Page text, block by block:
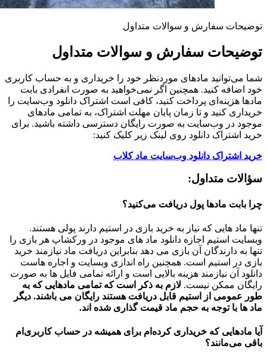
توضیحات سفارش و سوالات متداول
توضیحات سفارش و سوالات متداول
شما می‌توانید مادهای موردنظر خود را خریداری و به حساب کاربری
خود اضافه کنید. همچنین اگر نمی‌خواهید به صورت انفرادی بابت
مادها هزینه‌ای پرداخت کنید، کافی است اشتراک دانلود وب‌سایت را
خریداری کنید و تا زمان پایان مهلت اشتراک، به تمامی مادهای
موجود در وب‌سایت به صورت رایگان دسترسی داشته باشید. برای
خرید اشتراک دانلود روی لینک زیر کلیک کنید:
خرید اشتراک دانلود وب‌سایت ماد کلاب
سؤالات متداول:
چرا بابت مادها پول دریافت می‌کنید؟
تنها ماد هایی که نیاز به خرید بازی در استیم دارند پولی هستند.
وبسایت استیم اجازه دانلود ماد های موجود در ورکشاپ هر بازی را
تنها به دارندگان آن بازی می دهد بنابراین دریافت ماد نیازمند خرید
بازی در استیم است. همچنین راه اندازی وبسایت و اجاره هاست
دانلود آن نیازمند هزینه بالایی است و ارائه تمامی فایل ها به صورت
رایگان ممکن نیست. لازم به ذکر است که تمامی مادهایی که به
طور عمومی از استیم قابل دریافت هستند رایگان می باشند. دیگر
ماد ها با توجه به حجم ماد قیمت گذاری شده اند.
آیا مادهایی که خریداری کرده‌ام برای همیشه در حساب‌ کاربری‌ام
باقی می‌مانند؟